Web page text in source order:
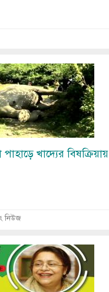
খাদ্যের বিষক্রিয়ায়
নিউজ